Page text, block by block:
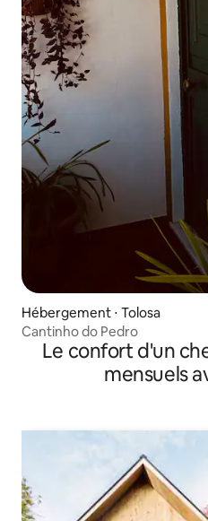
Hébergement ⋅ Tolosa
Cantinho do Pedro
Le confort d'un
mensuels